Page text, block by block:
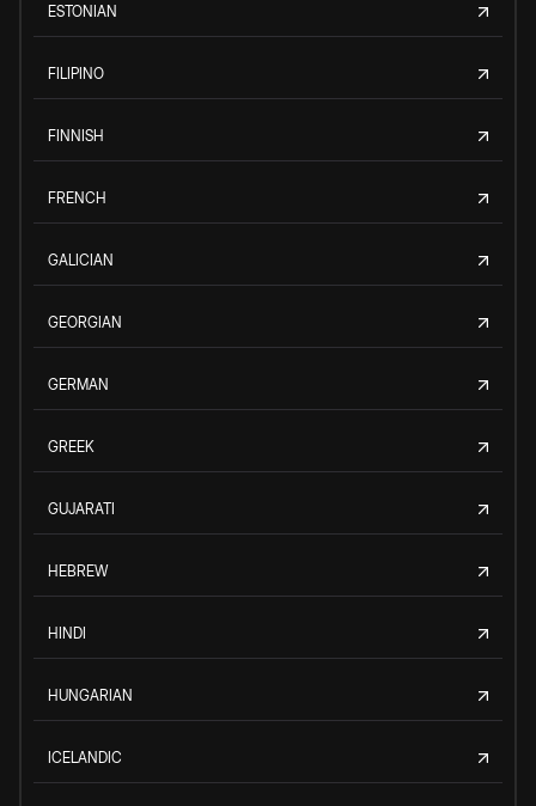
ESTONIAN
FILIPINO
FINNISH
FRENCH
GALICIAN
GEORGIAN
GERMAN
GREEK
GUJARATI
HEBREW
HINDI
HUNGARIAN
ICELANDIC